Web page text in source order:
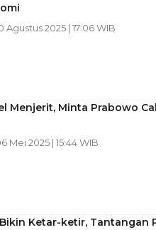
Agustus 2025 | 17:06 WIB
Menjerit, Minta Prabowo
Mei 2025 | 15:44 WIB
Bikin Ketar-ketir, Tantangan